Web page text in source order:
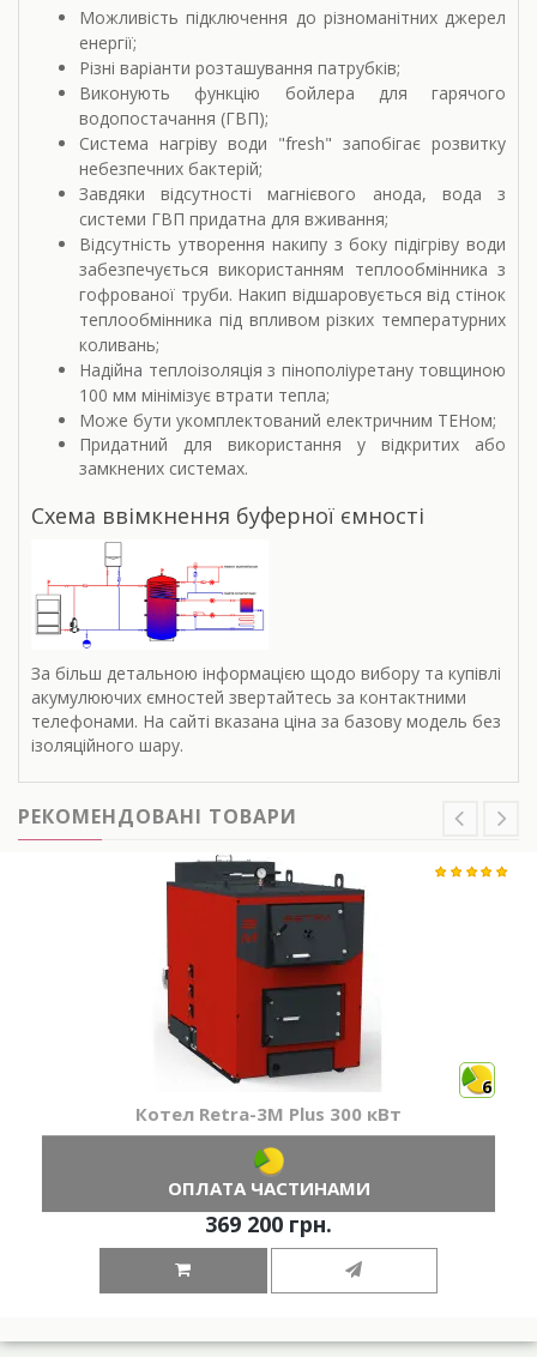
Можливість підключення до різноманітних джерел
енергії;
Різні варіанти розташування патрубків;
Виконують функцію бойлера для гарячого
водопостачання (ГВП);
Система нагріву води "fresh" запобігає розвитку
небезпечних бактерій;
Завдяки відсутності магнієвого анода, вода з
системи ГВП придатна для вживання;
Відсутність утворення накипу з боку підігріву води
забезпечується використанням теплообмінника з
гофрованої труби. Накип відшаровується від стінок
теплообмінника під впливом різких температурних
коливань;
Надійна теплоізоляція з пінополіуретану товщиною
100 мм мінімізує втрати тепла;
Може бути укомплектований електричним ТЕНом;
Придатний для використання у відкритих або
замкнених системах.
Схема ввімкнення буферної ємності
За більш детальною інформацією щодо вибору та купівлі
акумулюючих ємностей звертайтесь за контактними
телефонами. На сайті вказана ціна за базову модель без
ізоляційного шару.
РЕКОМЕНДОВАНІ ТОВАРИ
6
Котел Retra-3М Plus 300 кВт
ОПЛАТА ЧАСТИНАМИ
369 200 грн.